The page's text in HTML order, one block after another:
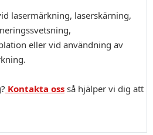
lasermärkning, laserskärning,
eller vid användning av
Kontakta oss så hjälper vi dig att